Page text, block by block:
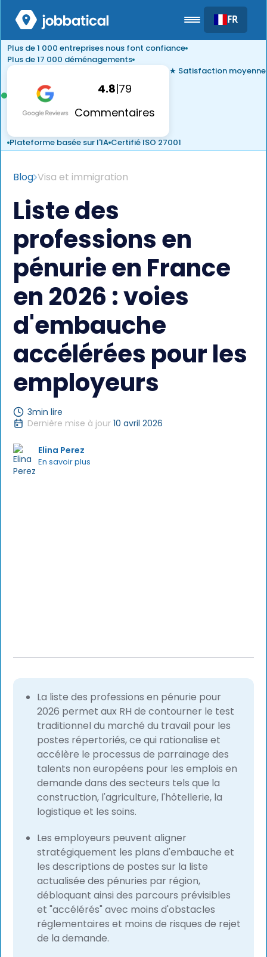
FR
Plus de 1 000 entreprises nous font confiance
Plus de 17 000 déménagements
4.8|79
Commentaires
★ Satisfaction moyenne
Plateforme basée sur l'IA Certifié ISO 27001
Blog Visa et immigration
Liste des
professions en
pénurie en France
en 2026 : voies
d'embauche
accélérées pour les
employeurs
3min lire
Dernière mise à jour 10 avril 2026
Elina Perez
En savoir plus
La liste des professions en pénurie pour
2026 permet aux RH de contourner le test
traditionnel du marché du travail pour les
postes répertoriés, ce qui rationalise et
accélère le processus de parrainage des
talents non européens pour les emplois en
demande dans des secteurs tels que la
construction, l'agriculture, l'hôtellerie, la
logistique et les soins.
Les employeurs peuvent aligner
stratégiquement les plans d'embauche et
les descriptions de postes sur la liste
actualisée des pénuries par région,
débloquant ainsi des parcours prévisibles
et "accélérés" avec moins d'obstacles
réglementaires et moins de risques de rejet
de la demande.